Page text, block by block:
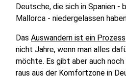
Deutsche, die sich in Spanien -
Mallorca - niedergelassen
Das Auswandern ist ein Prozess
nicht Jahre, wenn man alles
möchte. Es gibt aber auch
raus aus der Komfortzone in